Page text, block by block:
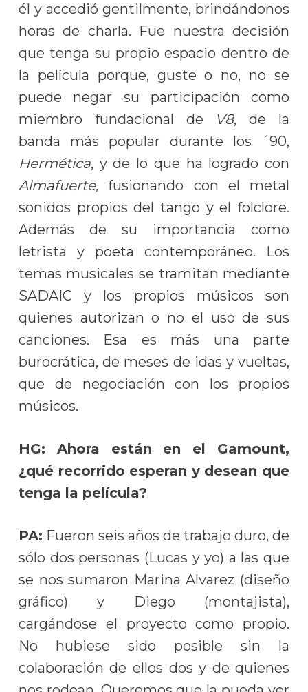
él y accedió gentilmente, brindándonos
horas de charla. Fue nuestra decisión
que tenga su propio espacio dentro de
la película porque, guste o no, no se
puede negar su participación como
miembro fundacional de
V8, de la
banda más popular durante los ´90,
Hermética, y de lo que ha logrado con
Almafuerte,fusionando con el metal
sonidos propios del tango y el folclore.
Además de su importancia como
letrista y poeta contemporáneo. Los
temas musicales se tramitan mediante
SADAIC y los propios músicos son
quienes autorizan o no el uso de sus
canciones. Esa es más una parte
burocrática, de meses de idas y vueltas,
que de negociación con los propios
músicos.
HG: Ahora están en el Gamount,
¿qué recorrido esperan y desean que
tenga la película?
PA: Fueron seis años de trabajo duro, de
sólo dos personas (Lucas y yo) a las que
se nos sumaron Marina Alvarez (diseño
gráfico) y Diego (montajista),
cargándose el proyecto como propio.
No hubiese sido posible sin la
colaboración de ellos dos y de quienes